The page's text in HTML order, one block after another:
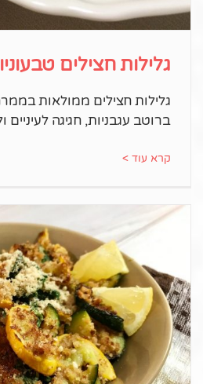
גלילות חצילים
גלילות חצילים ממולאות
ברוטב עגבניות, חגיגה לעיניים
קרא עוד >